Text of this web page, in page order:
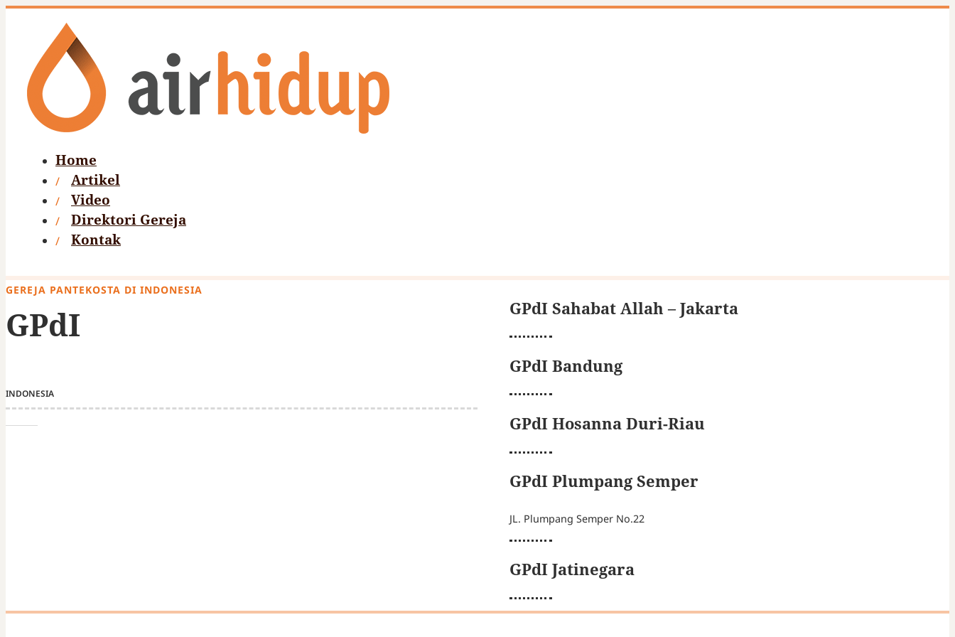
Home
Artikel
Video
Direktori Gereja
Kontak
GEREJA PANTEKOSTA DI INDONESIA
GPdI
INDONESIA
GPdI Sahabat Allah – Jakarta
GPdI Bandung
GPdI Hosanna Duri-Riau
GPdI Plumpang Semper
JL. Plumpang Semper No.22
GPdI Jatinegara